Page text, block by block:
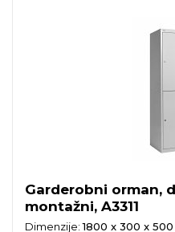
Garderobni orman,
montažni, A3311
Dimenzije:1800 x 300 x